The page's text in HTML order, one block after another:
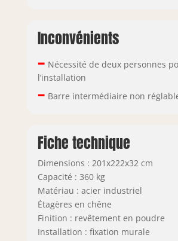
Inconvénients
– Nécessité de deux personnes
l’installation
– Barre intermédiaire non
Fiche technique
Dimensions : 201x222x32 cm
Capacité : 360 kg
Matériau : acier industriel
Étagères en chêne
Finition : revêtement en poudre
Installation : fixation murale